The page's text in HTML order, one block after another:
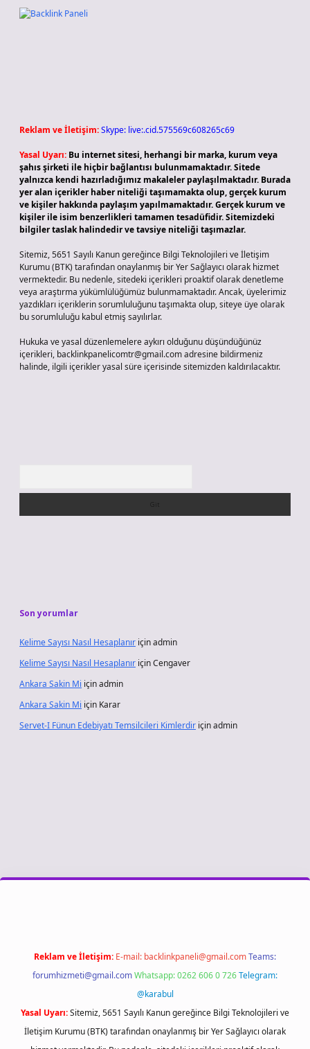
Reklam ve İletişim:Skype: live:.cid.575569c608265c69
Yasal Uyarı: Bu internet sitesi, herhangi bir marka, kurum veya
şahıs şirketi ile hiçbir bağlantısı bulunmamaktadır. Sitede
yalnızca kendi hazırladığımız makaleler paylaşılmaktadır. Burada
yer alan içerikler haber niteliği taşımamakta olup, gerçek kurum
ve kişiler hakkında paylaşım yapılmamaktadır. Gerçek kurum ve
kişiler ile isim benzerlikleri tamamen tesadüfidir. Sitemizdeki
bilgiler taslak halindedir ve tavsiye niteliği taşımazlar.
Sitemiz, 5651 Sayılı Kanun gereğince Bilgi Teknolojileri ve İletişim
Kurumu (BTK) tarafından onaylanmış bir Yer Sağlayıcı olarak hizmet
vermektedir. Bu nedenle, sitedeki içerikleri proaktif olarak denetleme
veya araştırma yükümlülüğümüz bulunmamaktadır. Ancak, üyelerimiz
yazdıkları içeriklerin sorumluluğunu taşımakta olup, siteye üye olarak
bu sorumluluğu kabul etmiş sayılırlar.
Hukuka ve yasal düzenlemelere aykırı olduğunu düşündüğünüz
içerikleri, backlinkpanelicomtr@gmail.comadresine bildirmeniz
halinde, ilgili içerikler yasal süre içerisinde sitemizden kaldırılacaktır.
Son yorumlar
Kelime Sayısı Nasıl Hesaplanır içinadmin
Kelime Sayısı Nasıl Hesaplanır içinCengaver
Ankara Sakin Mi içinadmin
Ankara Sakin Mi için Karar
Servet-I Fünun Edebiyatı Temsilcileri Kimlerdir içinadmin
Reklam ve İletişim: E-mail: backlinkpaneli@gmail.comTeams:
forumhizmeti@gmail.comWhatsapp: 0262 606 0 726Telegram:
@karabul
Yasal Uyarı:Sitemiz, 5651 Sayılı Kanun gereğince Bilgi Teknolojileri ve
İletişim Kurumu (BTK) tarafından onaylanmış bir Yer Sağlayıcı olarak